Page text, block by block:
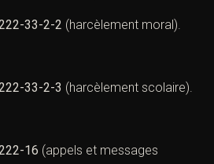
33-2-2 (harcèlement moral).
33-2-3 (harcèlement scolaire).
16 (appels et messages